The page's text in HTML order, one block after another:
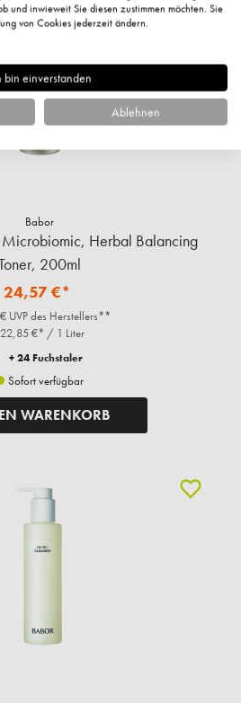
Babor
Herbal Balancing
200ml
24,57 €*
UVP des Herstellers**
€* / 1 Liter
+ 24 Fuchstaler
Sofort verfügbar
WARENKORB
und inwieweit Sie diesen zustimmen möchten. Sie
von Cookies jederzeit ändern.
bin einverstanden
Ablehnen